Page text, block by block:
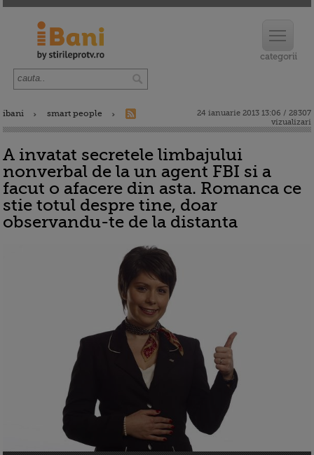
ibani smart people
24 ianuarie 2013 13:06 / 28307
vizualizari
A invatat secretele limbajului
nonverbal de la un agent FBI si a
facut o afacere din asta. Romanca ce
stie totul despre tine, doar
observandu-te de la distanta